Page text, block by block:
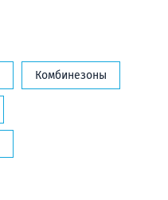
Комбинезоны